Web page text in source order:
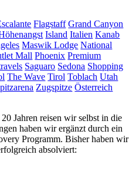
Flagstaff Grand Canyon
Island Italien Kanab
Maswik Lodge National
Mall Phoenix Premium
Saguaro Sedona Shopping
The Wave Tirol Toblach Utah
Zugspitze Österreich
Jahren reisen wir selbst in die
haben wir ergänzt durch ein
Programm. Bisher haben wir
absolviert: